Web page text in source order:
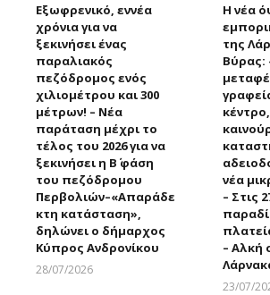
Εξωφρενικό, εννέα
χρόνια για να
ξεκινήσει ένας
παραλιακός
πεζόδρομος ενός
χιλιομέτρου και 300
μέτρων! – Νέα
παράταση μέχρι το
τέλος του 2026 για να
ξεκινήσει η Β΄ φάση
του πεζόδρομου
Περβολιών–«Απαράδε
κτη κατάσταση»,
δηλώνει ο δήμαρχος
Κύπρος Ανδρονίκου
28/07/2026
Η νέα
της
Βύρας:
νέα
– Στις
– Αλκή
23/07/